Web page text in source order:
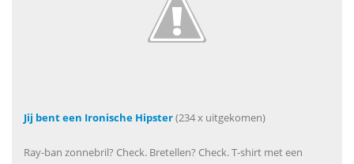
Jij bent een Ironische Hipster(234 x uitgekomen)
Ray-ban zonnebril? Check. Bretellen? Check. T-shirt met een